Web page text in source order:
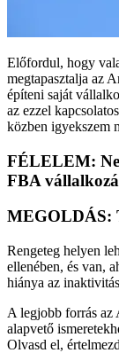
Előfordul, hogy
megtapasztalja az
építeni saját
az ezzel
közben igyekszem
FÉLELEM:
FBA
MEGOLDÁS:
Rengeteg helyen
ellenében, és van,
hiánya az
A legjobb forrás az
alapvető
Olvasd el,